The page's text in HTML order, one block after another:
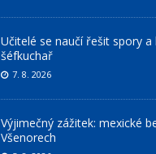
Učitelé se naučí řešit spory
šéfkuchař
7. 8. 2026
Výjimečný zážitek: mexické
Všenorech